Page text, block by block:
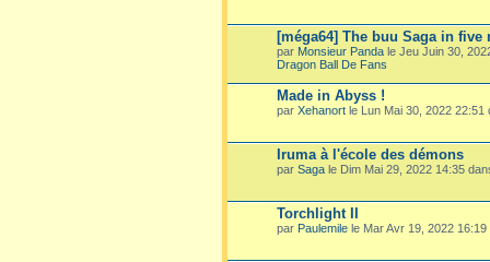
[méga64] The buu Saga in five
par Monsieur Panda le Jeu Juin 30,
Dragon Ball De Fans
Made in Abyss !
par Xehanort le Lun Mai 30, 2022 22:51
Iruma à l'école des démons
par Saga le Dim Mai 29, 2022 14:35
Torchlight II
par Paulemile le Mar Avr 19, 2022